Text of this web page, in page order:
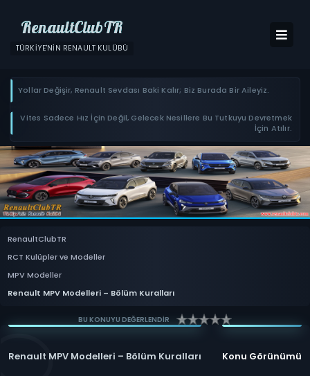
RenaultClubTR
TÜRKIYE'NIN RENAULT KULÜBÜ
Yollar Değişir, Renault Sevdası Baki Kalır; Biz Burada Bir Aileyiz.
Vites Sadece Hız İçin Değil, Gelecek Nesillere Bu Tutkuyu Devretmek
İçin Atılır.
RenaultClubTR
RCT Kulüpler ve Modeller
MPV Modeller
Renault MPV Modelleri – Bölüm Kuralları
BU KONUYU DEĞERLENDİR
Konu Görünümü
Renault MPV Modelleri – Bölüm Kuralları